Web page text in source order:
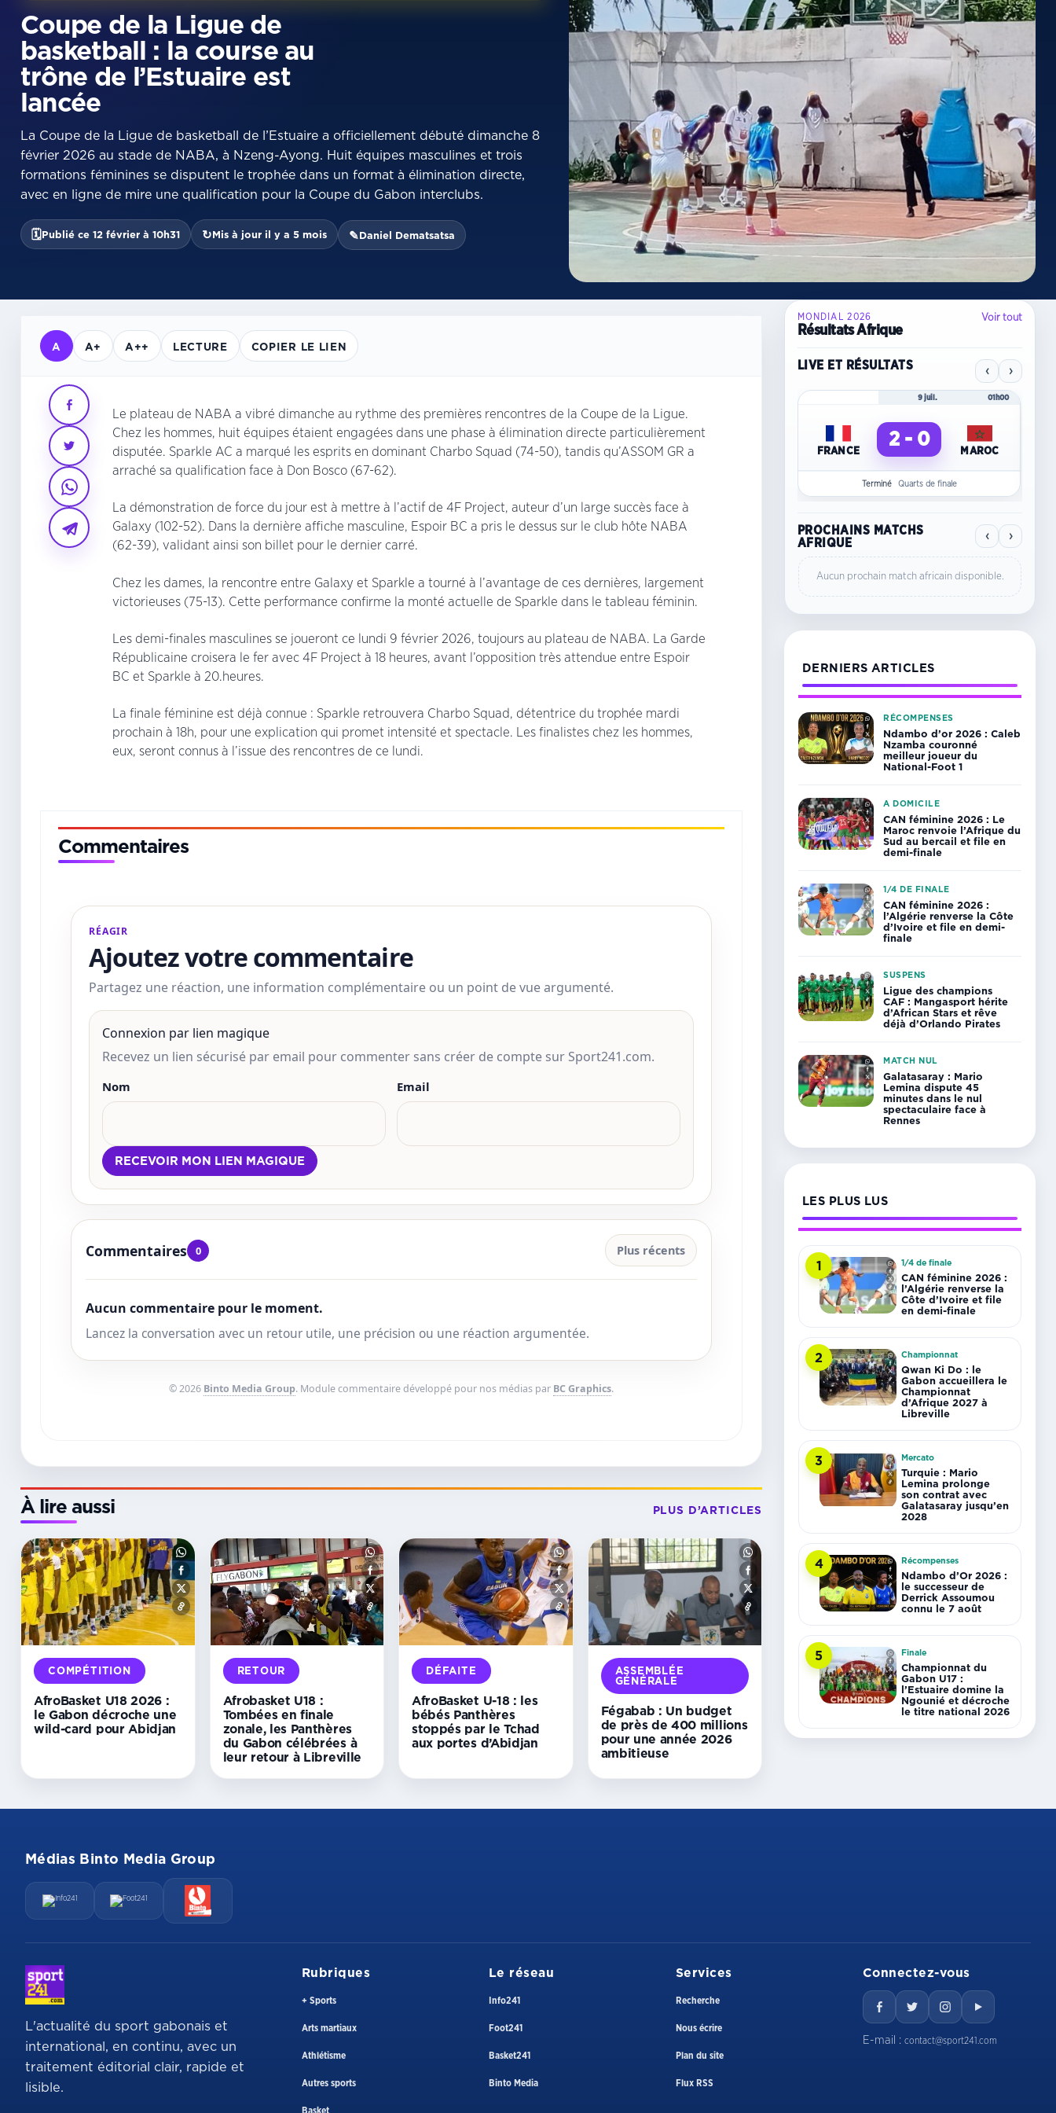
Coupe de la Ligue de
basketball : la course au
trône de l’Estuaire est
lancée
La Coupe de la Ligue de basketball de l’Estuaire a officiellement débuté dimanche 8
février 2026 au stade de NABA, à Nzeng-Ayong. Huit équipes masculines et trois
formations féminines se disputent le trophée dans un format à élimination directe,
avec en ligne de mire une qualification pour la Coupe du Gabon interclubs.
🗓 Publié ce 12 février à 10h31 ↻Mis à jour il y a 5 mois ✎Daniel Dematsatsa
A A+ A++ LECTURE COPIER LE LIEN
Le plateau de NABA a vibré dimanche au rythme des premières rencontres de la Coupe de la Ligue.
Chez les hommes, huit équipes étaient engagées dans une phase à élimination directe particulièrement
disputée. Sparkle AC a marqué les esprits en dominant Charbo Squad (74-50), tandis qu’ASSOM GR a
arraché sa qualification face à Don Bosco (67-62).
La démonstration de force du jour est à mettre à l’actif de 4F Project, auteur d’un large succès face à
Galaxy (102-52). Dans la dernière affiche masculine, Espoir BC a pris le dessus sur le club hôte NABA
(62-39), validant ainsi son billet pour le dernier carré.
Chez les dames, la rencontre entre Galaxy et Sparkle a tourné à l’avantage de ces dernières, largement
victorieuses (75-13). Cette performance confirme la monté actuelle de Sparkle dans le tableau féminin.
Les demi-finales masculines se joueront ce lundi 9 février 2026, toujours au plateau de NABA. La Garde
Républicaine croisera le fer avec 4F Project à 18 heures, avant l’opposition très attendue entre Espoir
BC et Sparkle à 20.heures.
La finale féminine est déjà connue : Sparkle retrouvera Charbo Squad, détentrice du trophée mardi
prochain à 18h, pour une explication qui promet intensité et spectacle. Les finalistes chez les hommes,
eux, seront connus à l’issue des rencontres de ce lundi.
Commentaires
RÉAGIR
Ajoutez votre commentaire
Partagez une réaction, une information complémentaire ou un point de vue argumenté.
Connexion par lien magique
Recevez un lien sécurisé par email pour commenter sans créer de compte sur Sport241.com.
Nom Email
Commentaires 0 Plus récents
Aucun commentaire pour le moment.
Lancez la conversation avec un retour utile, une précision ou une réaction argumentée.
© 2026 Binto Media Group. Module commentaire développé pour nos médias par BC Graphics.
À lire aussi PLUS D’ARTICLES
COMPÉTITION
AfroBasket U18 2026 :
le Gabon décroche une
wild-card pour Abidjan
RETOUR
Afrobasket U18 :
Tombées en finale
zonale, les Panthères
du Gabon célébrées à
leur retour à Libreville
DÉFAITE
AfroBasket U-18 : les
bébés Panthères
stoppés par le Tchad
aux portes d’Abidjan
ASSEMBLÉE
GÉNÉRALE
Fégabab : Un budget
de près de 400 millions
pour une année 2026
ambitieuse
MONDIAL 2026
Résultats Afrique
Voir tout
LIVE ET RÉSULTATS ‹ ›
9 juil. 01h00
FRANCE
2 - 0
MAROC
Terminé Quarts de finale
PROCHAINS MATCHS
AFRIQUE
‹ ›
Aucun prochain match africain disponible.
DERNIERS ARTICLES
RÉCOMPENSES
Ndambo d’or 2026 : Caleb
Nzamba couronné
meilleur joueur du
National-Foot 1
A DOMICILE
CAN féminine 2026 : Le
Maroc renvoie l’Afrique du
Sud au bercail et file en
demi-finale
1/4 DE FINALE
CAN féminine 2026 :
l’Algérie renverse la Côte
d’Ivoire et file en demi-
finale
SUSPENS
Ligue des champions
CAF : Mangasport hérite
d’African Stars et rêve
déjà d’Orlando Pirates
MATCH NUL
Galatasaray : Mario
Lemina dispute 45
minutes dans le nul
spectaculaire face à
Rennes
LES PLUS LUS
1 1/4 de finale
CAN féminine 2026 :
l’Algérie renverse la
Côte d’Ivoire et file
en demi-finale
2 Championnat
Qwan Ki Do : le
Gabon accueillera le
Championnat
d’Afrique 2027 à
Libreville
3 Mercato
Turquie : Mario
Lemina prolonge
son contrat avec
Galatasaray jusqu’en
2028
4 Récompenses
Ndambo d’Or 2026 :
le successeur de
Derrick Assoumou
connu le 7 août
5 Finale
Championnat du
Gabon U17 :
l’Estuaire domine la
Ngounié et décroche
le titre national 2026
Médias Binto Media Group
L'actualité du sport gabonais et
international, en continu, avec un
traitement éditorial clair, rapide et
lisible.
Rubriques
+ Sports
Arts martiaux
Athlétisme
Autres sports
Basket
Le réseau
Info241
Foot241
Basket241
Binto Media
Services
Recherche
Nous écrire
Plan du site
Flux RSS
Connectez-vous
E-mail : contact@sport241.com